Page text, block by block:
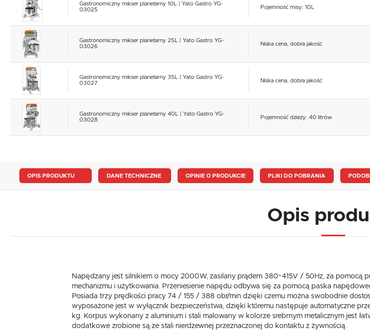
Gastronomiczny mikser planetarny 10L | Yato Gastro YG-
03025
Pojemność misy: 10L
Gastronomiczny mikser planetarny 25L | Yato Gastro YG-
03026
Niska cena, dobra jakość
Gastronomiczny mikser planetarny 35L | Yato Gastro YG-
03027
Niska cena, dobra jakość
Gastronomiczny mikser planetarny 40L | Yato Gastro YG-
03028
Pojemność dzieży: 40 litrów
OPIS PRODUKTU DANE TECHNICZNE OPINIE O PRODUKCIE PLIKI DO POBRANIA
Opis
Napędzany jest silnikiem o mocy 2000W, zasilany prądem 380~415V / 50Hz, za pomocą
mechanizmu i użytkowania. Przeniesienie napędu odbywa się za pomocą paska
Posiada trzy prędkości pracy 74 / 155 / 388 obr/min dzięki czemu można swobodnie
wyposażone jest w wyłącznik bezpieczeństwa, dzięki któremu następuje automatyczne
kg. Korpus wykonany z aluminium i stali malowany w kolorze srebrnym metalicznym jest
dodatkowe zrobione są ze stali nierdzewnej przeznaczonej do kontaktu z żywnością.
USTAWIENIA
Niezbędne
Niezbędne pliki cookies służą do prawidłowego funkcjonowania
komfortowe korzystanie z oferowanych przez nas usług.
Pliki cookies odpowiadają na podejmowane przez Ciebie działania
ustawień preferencji prywatności, logowania czy wypełniania
z której korzystasz, może działać bez zakłóceń.
Więcej
Lokalizacja
Polska